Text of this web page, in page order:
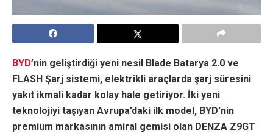
BYD’nin geliştirdiği yeni nesil Blade Batarya 2.0 ve
FLASH Şarj sistemi, elektrikli araçlarda şarj süresini
yakıt ikmali kadar kolay hale getiriyor. İki yeni
teknolojiyi taşıyan Avrupa’daki ilk model, BYD’nin
premium markasının amiral gemisi olan DENZA Z9GT